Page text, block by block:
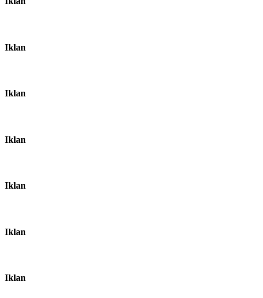
Iklan
Iklan
Iklan
Iklan
Iklan
Iklan